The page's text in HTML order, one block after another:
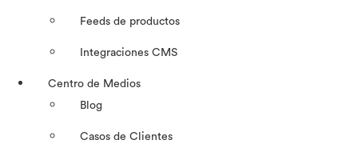
Feeds de productos
Integraciones CMS
Centro de Medios
Blog
Casos de Clientes